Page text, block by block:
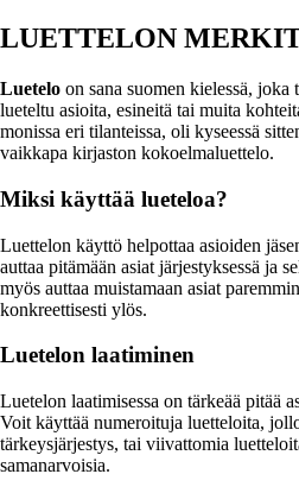
LUETTELON
Luetelo on sana suomen kielessä, joka
lueteltu asioita, esineitä tai muita
monissa eri tilanteissa, oli kyseessä
vaikkapa kirjaston kokoelmaluettelo.
Miksi käyttää lueteloa?
Luettelon käyttö helpottaa asioiden
auttaa pitämään asiat järjestyksessä ja
myös auttaa muistamaan asiat
konkreettisesti ylös.
Luetelon laatiminen
Luetelon laatimisessa on tärkeää pitää
Voit käyttää numeroituja luetteloita,
tärkeysjärjestys, tai viivattomia
samanarvoisia.